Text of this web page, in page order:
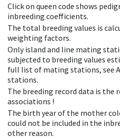
Click on queen code shows
inbreeding coefficients.
The total breeding values is
weighting factors.
Only island and line mating
subjected to breeding values
full list of mating stations, see
stations.
The breeding record data is
associations !
The birth year of the mother
could not be included in the
other reason.